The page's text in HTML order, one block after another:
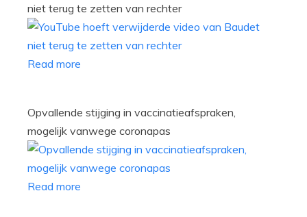
niet terug te zetten van rechter
Read more
Opvallende stijging in vaccinatieafspraken,
mogelijk vanwege coronapas
Read more